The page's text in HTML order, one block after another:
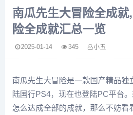
南瓜先生大冒险全成
险全成就汇总一览
2025-01-14 345 小五
南瓜先生大冒险是一款国产精品独
陆国行PS4，现在也登陆PC平台
怎么达成全部的成就，那么不妨看